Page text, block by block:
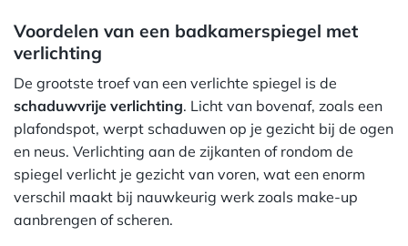
Voordelen van een badkamerspiegel met
verlichting
De grootste troef van een verlichte spiegel is de
schaduwvrije verlichting. Licht van bovenaf, zoals een
plafondspot, werpt schaduwen op je gezicht bij de ogen
en neus. Verlichting aan de zijkanten of rondom de
spiegel verlicht je gezicht van voren, wat een enorm
verschil maakt bij nauwkeurig werk zoals make-up
aanbrengen of scheren.